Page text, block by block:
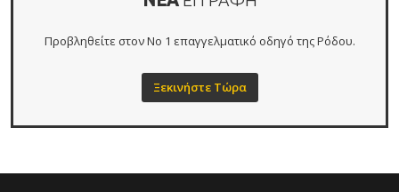
Προβληθείτε στον Νο 1 επαγγελματικό οδηγό της Ρόδου.
Ξεκινήστε Τώρα